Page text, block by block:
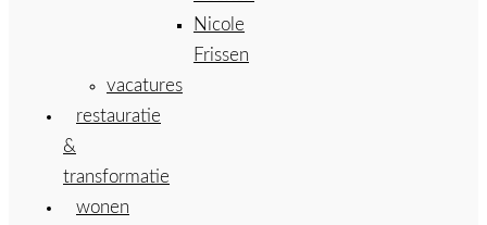
Nicole
Frissen
vacatures
restauratie
&
transformatie
wonen